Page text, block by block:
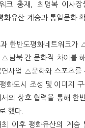
크 총재, 최명복 이사
화유산 계승과 통일문화
한반도평화네트워크가
남북 간 문화적 차이를
사업 △문화와 스포츠를
화도시 조성 및 이미지 구
의 상호 협력을 통해 한
했다.
이후 평화유산의 계승